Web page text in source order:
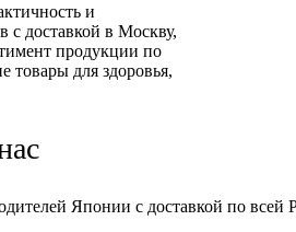
и
с доставкой в Москву,
продукции по
для здоровья,
Японии с доставкой по